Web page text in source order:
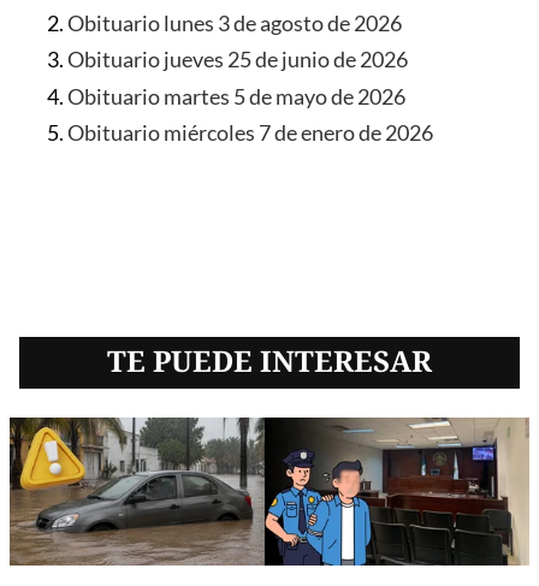
Obituario lunes 3 de agosto de 2026
Obituario jueves 25 de junio de 2026
Obituario martes 5 de mayo de 2026
Obituario miércoles 7 de enero de 2026
TE PUEDE INTERESAR